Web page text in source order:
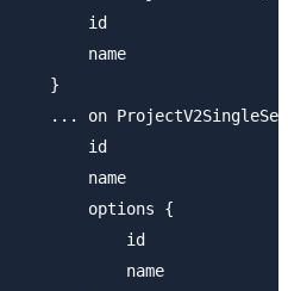
id
name
}
... on
id
name
options {
id
name